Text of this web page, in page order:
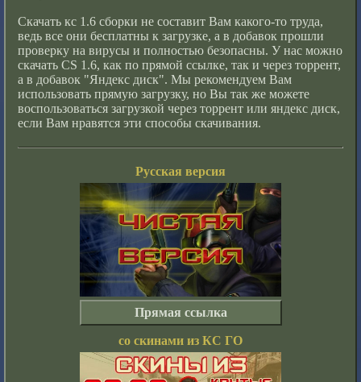
Скачать кс 1.6 сборки не составит Вам какого-то труда,
ведь все они бесплатны к загрузке, а в добавок прошли
проверку на вирусы и полностью безопасны. У нас можно
скачать CS 1.6, как по прямой ссылке, так и через торрент,
а в добавок "Яндекс диск". Мы рекомендуем Вам
использовать прямую загрузку, но Вы так же можете
воспользоваться загрузкой через торрент или яндекс диск,
если Вам нравятся эти способы скачивания.
Русская версия
Прямая ссылка
со скинами из КС ГО